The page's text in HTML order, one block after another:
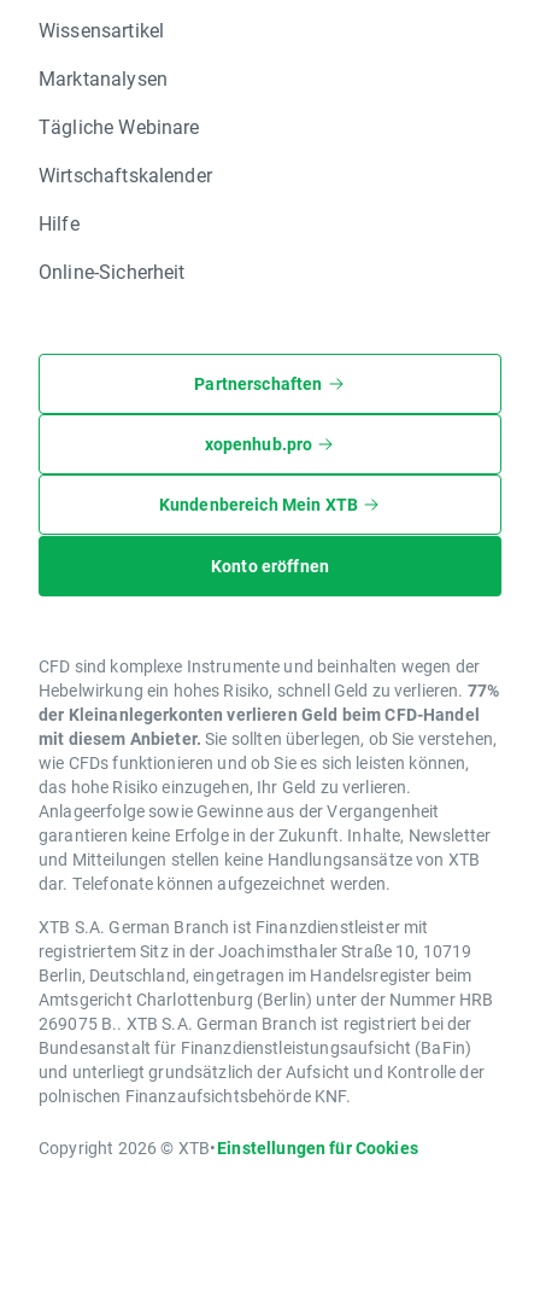
Wissensartikel
Marktanalysen
Tägliche Webinare
Wirtschaftskalender
Hilfe
Online-Sicherheit
Partnerschaften
xopenhub.pro
Kundenbereich Mein XTB
Konto eröffnen
CFD sind komplexe Instrumente und beinhalten wegen der
Hebelwirkung ein hohes Risiko, schnell Geld zu verlieren. 77%
der Kleinanlegerkonten verlieren Geld beim CFD-Handel
mit diesem Anbieter. Sie sollten überlegen, ob Sie verstehen,
wie CFDs funktionieren und ob Sie es sich leisten können,
das hohe Risiko einzugehen, Ihr Geld zu verlieren.
Anlageerfolge sowie Gewinne aus der Vergangenheit
garantieren keine Erfolge in der Zukunft. Inhalte, Newsletter
und Mitteilungen stellen keine Handlungsansätze von XTB
dar. Telefonate können aufgezeichnet werden.
XTB S.A. German Branch ist Finanzdienstleister mit
registriertem Sitz in der Joachimsthaler Straße 10, 10719
Berlin, Deutschland, eingetragen im Handelsregister beim
Amtsgericht Charlottenburg (Berlin) unter der Nummer HRB
269075 B.. XTB S.A. German Branch ist registriert bei der
Bundesanstalt für Finanzdienstleistungsaufsicht (BaFin)
und unterliegt grundsätzlich der Aufsicht und Kontrolle der
polnischen Finanzaufsichtsbehörde KNF.
Copyright 2026 © XTB•Einstellungen für Cookies